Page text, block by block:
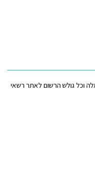
וכל גולש הרשום לאתר רשאי